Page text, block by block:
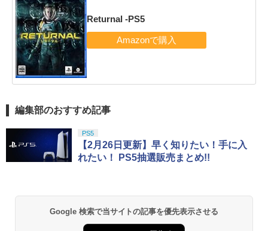
Returnal -PS5
編集部のおすすめ記事
PS5
【2月26日更新】早く知りたい！手に入
れたい！ PS5抽選販売まとめ!!
Google 検索で当サイトの記事を優先表示させる